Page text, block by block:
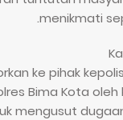
menikmati
ke pihak
Bima Kota
mengusut